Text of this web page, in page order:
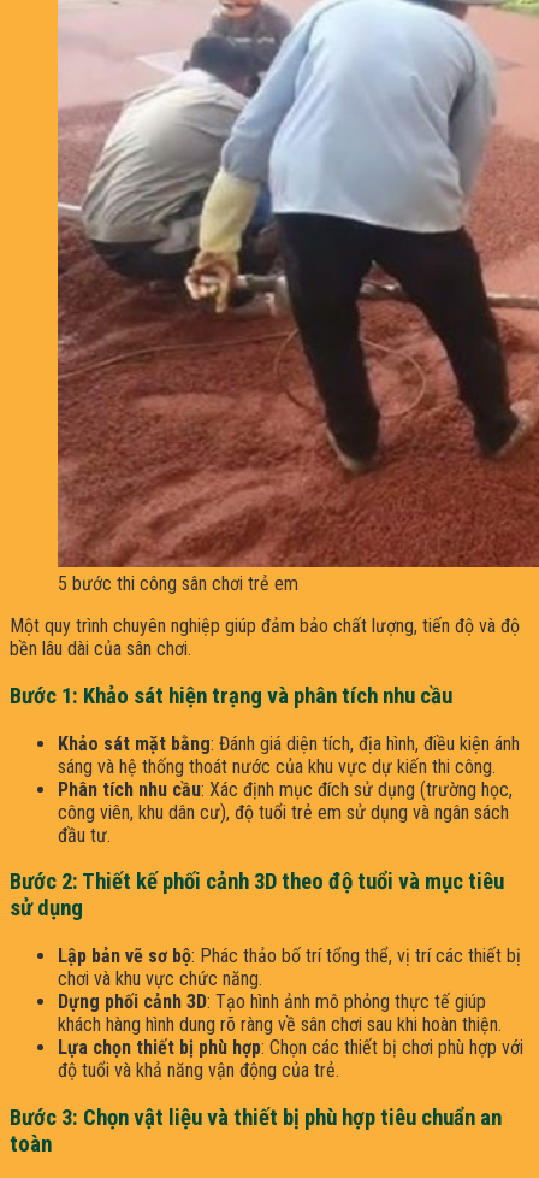
5 bước thi công sân chơi trẻ em
Một quy trình chuyên nghiệp giúp đảm bảo chất lượng, tiến độ và độ
bền lâu dài của sân chơi.
Bước 1: Khảo sát hiện trạng và phân tích nhu cầu
Khảo sát mặt bằng: Đánh giá diện tích, địa hình, điều kiện ánh
sáng và hệ thống thoát nước của khu vực dự kiến thi công.​
Phân tích nhu cầu: Xác định mục đích sử dụng (trường học,
công viên, khu dân cư), độ tuổi trẻ em sử dụng và ngân sách
đầu tư.​
Bước 2: Thiết kế phối cảnh 3D theo độ tuổi và mục tiêu
sử dụng
Lập bản vẽ sơ bộ: Phác thảo bố trí tổng thể, vị trí các thiết bị
chơi và khu vực chức năng.​
Dựng phối cảnh 3D: Tạo hình ảnh mô phỏng thực tế giúp
khách hàng hình dung rõ ràng về sân chơi sau khi hoàn thiện.​
Lựa chọn thiết bị phù hợp: Chọn các thiết bị chơi phù hợp với
độ tuổi và khả năng vận động của trẻ.
Bước 3: Chọn vật liệu và thiết bị phù hợp tiêu chuẩn an
toàn